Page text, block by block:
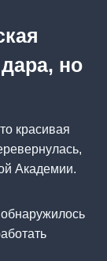
но
красивая
Академии.